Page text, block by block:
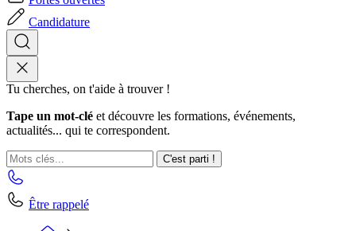
Candidature
Tu cherches, on t'aide à trouver !
Tape un mot-clé et découvre les formations, événements,
actualités... qui te correspondent.
C'est parti !
Être rappelé